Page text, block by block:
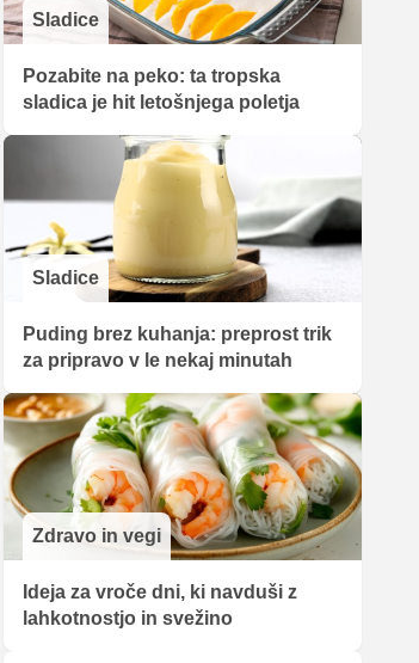
Sladice
Pozabite na peko: ta tropska
sladica je hit letošnjega poletja
Sladice
Puding brez kuhanja: preprost trik
za pripravo v le nekaj minutah
Zdravo in vegi
Ideja za vroče dni, ki navduši z
lahkotnostjo in svežino